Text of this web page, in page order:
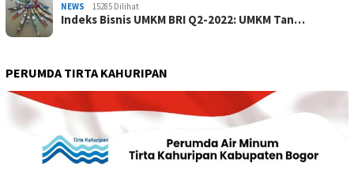
NEWS 15285 Dilihat
Indeks Bisnis UMKM BRI Q2-2022: UMKM Tan…
PERUMDA TIRTA KAHURIPAN